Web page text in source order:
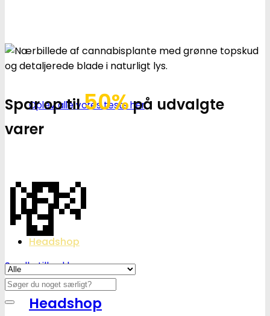
Oplev alle vores tests her
Headshop
Headshop
Spar op til50%på udvalgte
varer
💸
Se alle tilbud her
Søg
efter: